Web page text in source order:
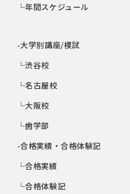
└年間スケジュール
-大学別講座/模試
└渋谷校
└名古屋校
└大阪校
└歯学部
-合格実績・合格体験記
└合格実績
└合格体験記